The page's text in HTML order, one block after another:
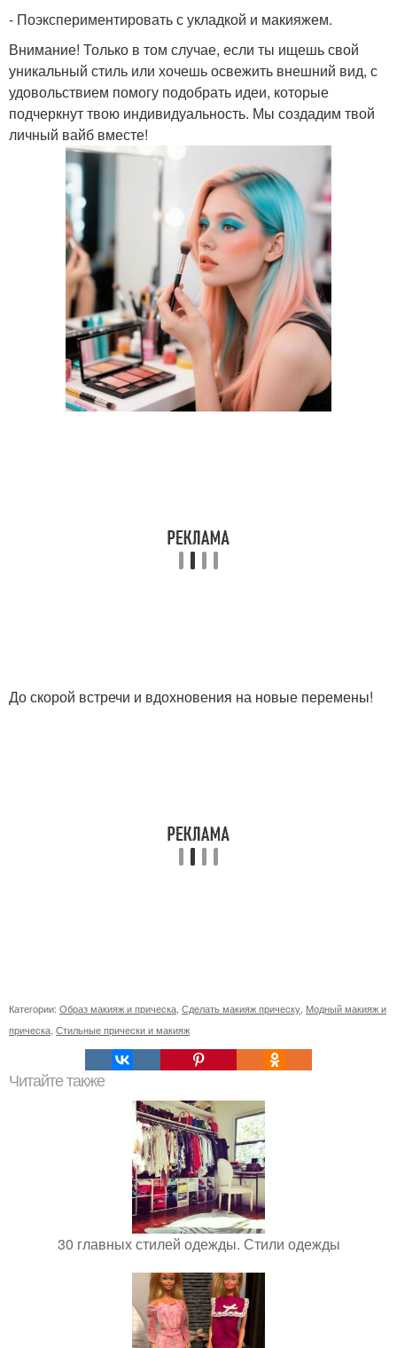
- Поэкспериментировать с укладкой и макияжем.
Внимание! Только в том случае, если ты ищешь свой
уникальный стиль или хочешь освежить внешний вид, с
удовольствием помогу подобрать идеи, которые
подчеркнут твою индивидуальность. Мы создадим твой
личный вайб вместе!
До скорой встречи и вдохновения на новые перемены!
Категории: Образ макияж и прическа Сделать макияж прическу Модный макияж и
прическа Стильные прически и макияж
Читайте также
30 главных стилей одежды. Стили одежды